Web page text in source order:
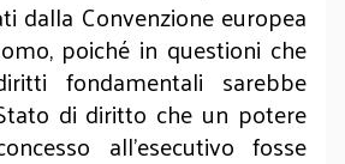
dalla Convenzione europea
poiché in questioni che
fondamentali sarebbe
di diritto che un potere
all’esecutivo fosse